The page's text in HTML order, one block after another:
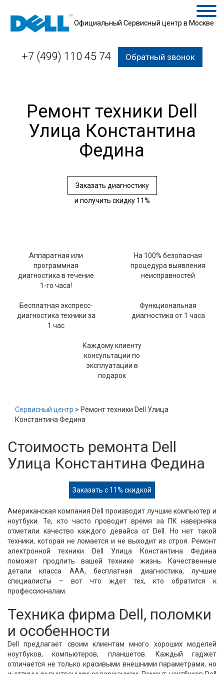
Официальный Сервисный центр в Москве
+7 (499) 110 45 74 Обратный звонок
Ремонт техники Dell
Улица Константина
Федина
Заказать диагностику
и получить скидку 11%
Аппаратная или
программная
диагностика в течение
1-го часа!
На 100% безопасная
процедура выявления
неисправностей
Бесплатная экспресс-
диагностика техники за
1 час
Функциональная
диагностика от 1 часа
Каждому клиенту
консультации по
эксплуатации в
подарок
Сервисный центр > Ремонт техники Dell Улица
Константина Федина
Стоимость ремонта Dell
Улица Константина Федина
Заказать с 11% скидкой
Американская компания Dell производит лучшие компьютер и
ноутбуки. Те, кто часто проводит время за ПК наверняка
отметили качество каждого девайса от Dell. Но нет такой
техники, которая не ломается и не выходит из строя. Ремонт
электронной техники Dell Улица Константина Федина
поможет продлить вашей технике жизнь. Качественные
детали класса ААА, бесплатная диагностика, лучшие
специалисты – вот что ждет тех, кто обратится к
профессионалам.
Техника фирма Dell, поломки
и особенности
Dell предлагает своим клиентам много хороших моделей
ноутбуков, компьютеров, планшетов. Каждый гаджет
отличается не только красивыми внешними параметрами, но